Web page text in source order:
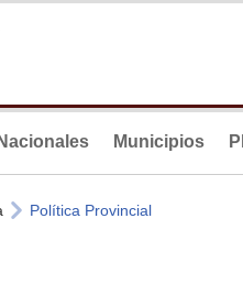
Nacionales Municipios
Política Provincial